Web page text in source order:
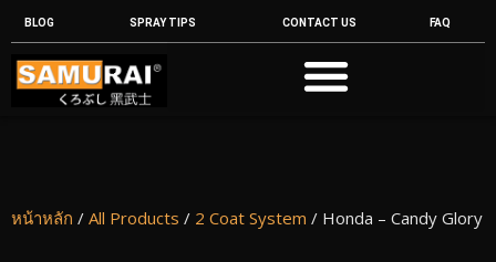
BLOG SPRAY TIPS CONTACT US FAQ
หน้าหลัก / All Products / 2 Coat System / Honda – Candy Glory